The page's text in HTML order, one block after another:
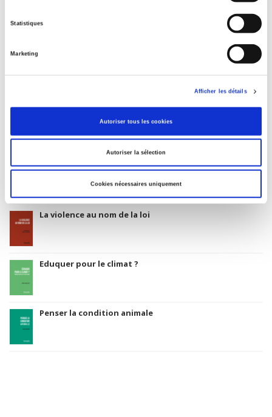
Statistiques
Marketing
Afficher les détails
Autoriser tous les cookies
Autoriser la sélection
Cookies nécessaires uniquement
Classification thématique Thema: Politique et gouvernement
Salariés en justice
La violence au nom de la loi
Eduquer pour le climat ?
Penser la condition animale